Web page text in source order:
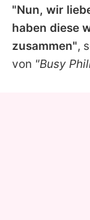
"Nun, wir
haben diese
zusammen",
von "Busy